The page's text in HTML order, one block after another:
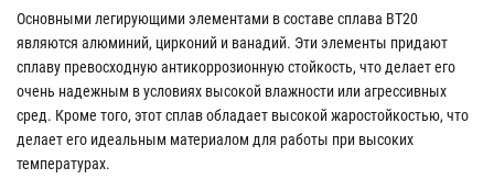
Основными легирующими элементами в составе сплава ВТ20
являются алюминий, цирконий и ванадий. Эти элементы придают
сплаву превосходную антикоррозионную стойкость, что делает его
очень надежным в условиях высокой влажности или агрессивных
сред. Кроме того, этот сплав обладает высокой жаростойкостью, что
делает его идеальным материалом для работы при высоких
температурах.